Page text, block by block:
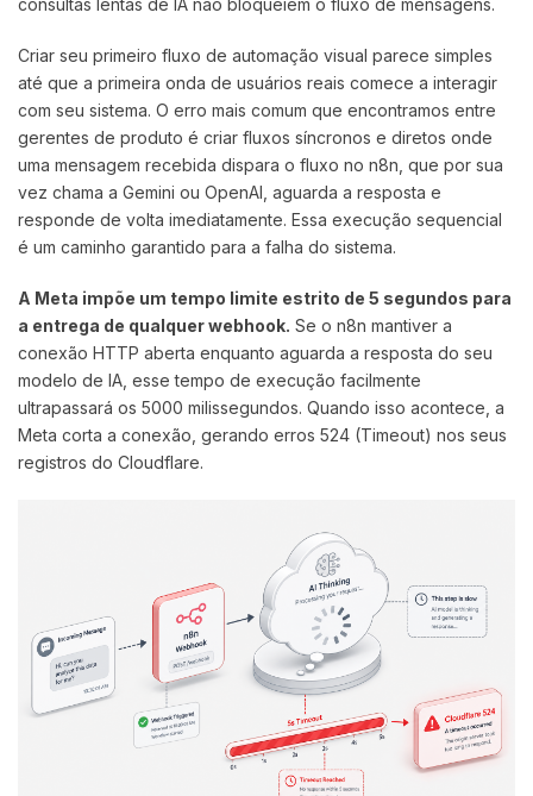
consultas lentas de IA não bloqueiem o fluxo de mensagens.
Criar seu primeiro fluxo de automação visual parece simples
até que a primeira onda de usuários reais comece a interagir
com seu sistema. O erro mais comum que encontramos entre
gerentes de produto é criar fluxos síncronos e diretos onde
uma mensagem recebida dispara o fluxo no n8n, que por sua
vez chama a Gemini ou OpenAI, aguarda a resposta e
responde de volta imediatamente. Essa execução sequencial
é um caminho garantido para a falha do sistema.
A Meta impõe um tempo limite estrito de 5 segundos para
a entrega de qualquer webhook. Se o n8n mantiver a
conexão HTTP aberta enquanto aguarda a resposta do seu
modelo de IA, esse tempo de execução facilmente
ultrapassará os 5000 milissegundos. Quando isso acontece, a
Meta corta a conexão, gerando erros 524 (Timeout) nos seus
registros do Cloudflare.